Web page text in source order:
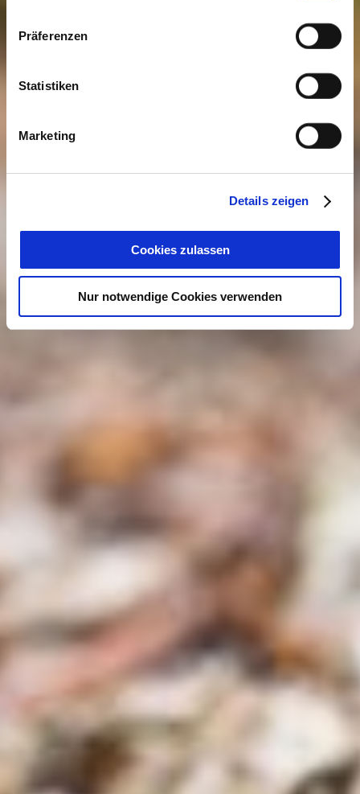
Präferenzen
Statistiken
Marketing
Details zeigen
Cookies zulassen
Nur notwendige Cookies verwenden